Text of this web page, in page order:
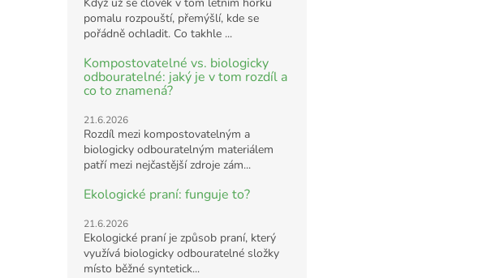
pomalu rozpouští, přemýšlí, kde se
pořádně ochladit. Co takhle ...
Kompostovatelné vs. biologicky
odbouratelné: jaký je v tom rozdíl a
co to znamená?
21.6.2026
Rozdíl mezi kompostovatelným a
biologicky odbouratelným materiálem
patří mezi nejčastější zdroje zám...
Ekologické praní: funguje to?
21.6.2026
Ekologické praní je způsob praní, který
využívá biologicky odbouratelné složky
místo běžné syntetick...